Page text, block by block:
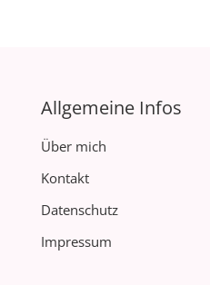
Allgemeine Infos
Über mich
Kontakt
Datenschutz
Impressum